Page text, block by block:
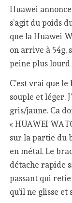
Huawei
s’agit du poids
que la Huawei
on arrive à 54g,
peine plus lourd
C’est vrai que
souple et léger.
gris/jaune. Ca
« HUAWEI
sur la partie du
en métal. Le
détache rapide
passant qui
qu’il ne glisse et